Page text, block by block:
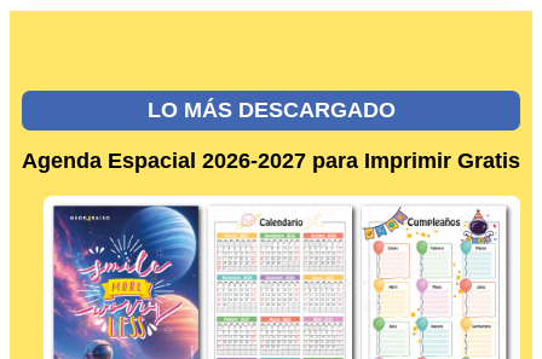
LO MÁS DESCARGADO
Agenda Espacial 2026-2027 para Imprimir Gratis